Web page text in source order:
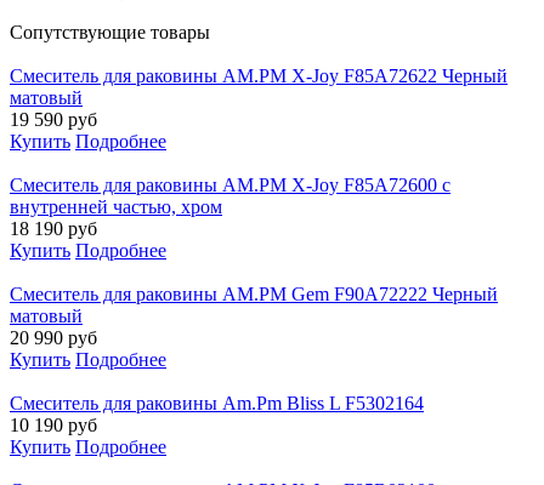
Cопутствующие товары
Смеситель для раковины AM.PM X-Joy F85A72622 Черный
матовый
19 590 руб
Купить Подробнее
Смеситель для раковины AM.PM X-Joy F85A72600 с
внутренней частью, хром
18 190 руб
Купить Подробнее
Смеситель для раковины AM.PM Gem F90A72222 Черный
матовый
20 990 руб
Купить Подробнее
Смеситель для раковины Am.Pm Bliss L F5302164
10 190 руб
Купить Подробнее